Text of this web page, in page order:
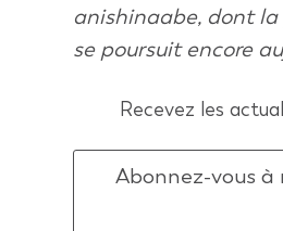
anishinaabe, dont la
se poursuit encore
Recevez les
Abonnez-vous à